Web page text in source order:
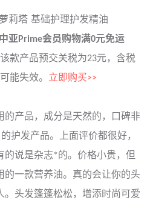
莉塔 基础护理护发精油
中亚Prime会员购物满0元免运
该款产品预交关税为23元，含税
能失效。 立即购买>>
的产品，成分是天然的，口碑非
护发产品。上面评价都很好，
的说是杂志*的。价格小贵，但
的一款营养油。真的会让你的头
。头发篷篷松松，增添时尚可爱